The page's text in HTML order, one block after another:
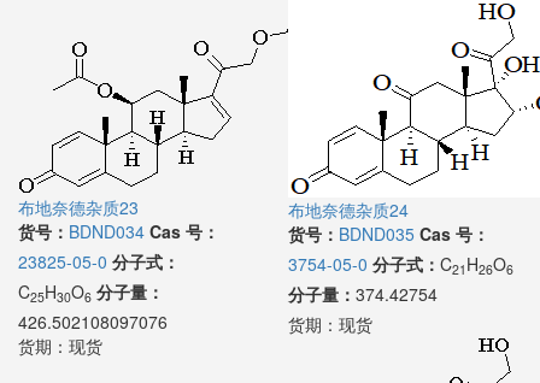
布地奈德杂质23
货号： BDND034 Cas 号：
23825-05-0 分子式：
C25H30O6 分子量：
426.502108097076
货期： 现货
布地奈德杂质24
货号： BDND035 Cas 号：
3754-05-0 分子式： C21 H26O6
分子量： 374.42754
货期： 现货